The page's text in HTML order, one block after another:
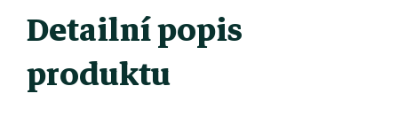
Detailní popis
produktu